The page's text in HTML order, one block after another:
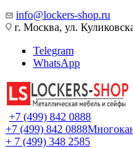
info@lockers-shop.ru
г. Москва, ул.
Telegram
WhatsApp
+7 (499) 842 0888
+7 (499) 842 0888
+ 7 (499) 348 2585